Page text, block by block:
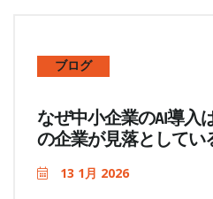
ブログ
なぜ中小企業のAI導入
の企業が見落としてい
13 1月 2026